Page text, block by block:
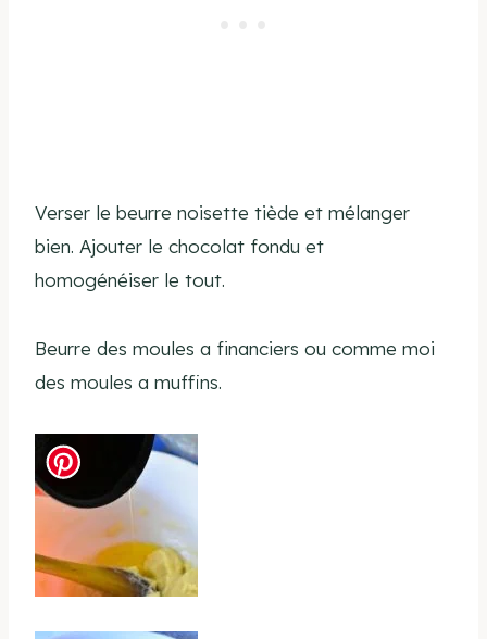
Verser le beurre noisette tiède et mélanger
bien. Ajouter le chocolat fondu et
homogénéiser le tout.
Beurre des moules a financiers ou comme moi
des moules a muffins.